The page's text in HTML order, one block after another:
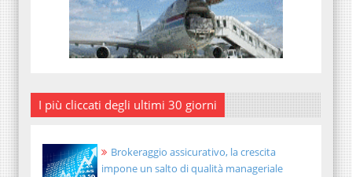
I più cliccati degli ultimi 30 giorni
Brokeraggio assicurativo, la crescita
impone un salto di qualità manageriale